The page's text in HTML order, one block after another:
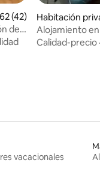
promedio: 4.62
(42)
de
Habitación
Alojamiento
Calidad-precio ·
vacacionales